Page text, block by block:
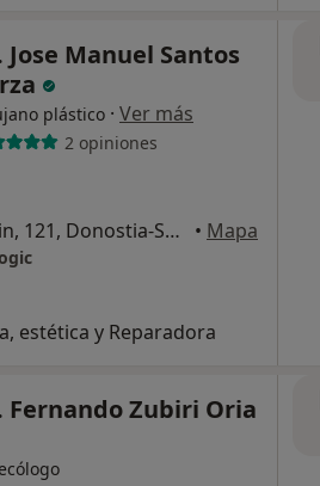
Jose Manuel Santos
plástico · Ver más
2 opiniones
Paseo Dr. Beguiristain, 121, Donostia-San Sebastian • Mapa
estética y Reparadora
Fernando Zubiri Oria